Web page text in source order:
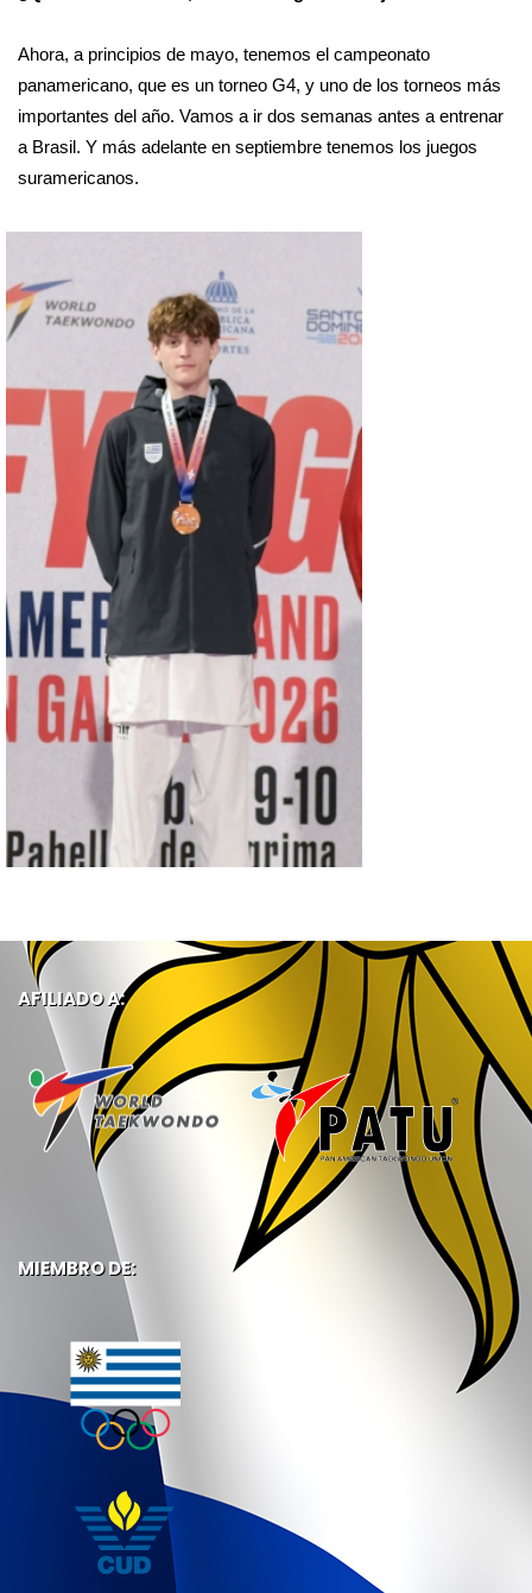
Ahora, a principios de mayo, tenemos el campeonato
panamericano, que es un torneo G4, y uno de los torneos más
importantes del año. Vamos a ir dos semanas antes a entrenar
a Brasil. Y más adelante en septiembre tenemos los juegos
suramericanos.
AFILIADO A:
MIEMBRO DE: